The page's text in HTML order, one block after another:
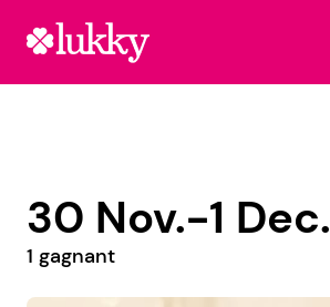
30 Nov.-1 Dec.
1 gagnant